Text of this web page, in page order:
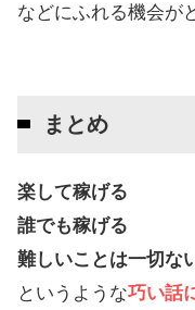
などにふれる機会が
まとめ
楽して稼げる
誰でも稼げる
難しいことは一切な
というような巧い話